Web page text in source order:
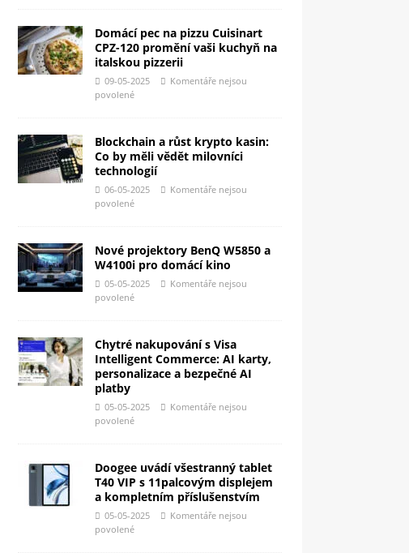
Domácí pec na pizzu Cuisinart
CPZ-120 promění vaši kuchyň na
italskou pizzerii
09-05-2025
Komentáře nejsou
povolené
Blockchain a růst krypto kasin:
Co by měli vědět milovníci
technologií
06-05-2025
Komentáře nejsou
povolené
Nové projektory BenQ W5850 a
W4100i pro domácí kino
05-05-2025
Komentáře nejsou
povolené
Chytré nakupování s Visa
Intelligent Commerce: AI karty,
personalizace a bezpečné AI
platby
05-05-2025
Komentáře nejsou
povolené
Doogee uvádí všestranný tablet
T40 VIP s 11palcovým displejem
a kompletním příslušenstvím
05-05-2025
Komentáře nejsou
povolené